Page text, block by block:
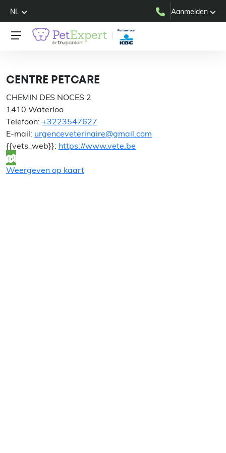
NL Aanmelden
CENTRE PETCARE
CHEMIN DES NOCES 2
1410 Waterloo
Telefoon: +3223547627
E-mail: urgenceveterinaire@gmail.com
{{vets_web}}: https://www.vete.be
Weergeven op kaart